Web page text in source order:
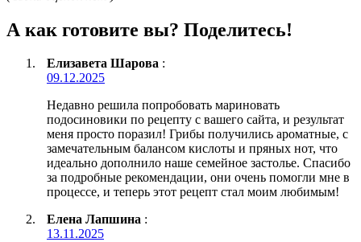
А как готовите вы? Поделитесь!
Елизавета Шарова :
09.12.2025
Недавно решила попробовать мариновать
подосиновики по рецепту с вашего сайта, и результат
меня просто поразил! Грибы получились ароматные, с
замечательным балансом кислоты и пряных нот, что
идеально дополнило наше семейное застолье. Спасибо
за подробные рекомендации, они очень помогли мне в
процессе, и теперь этот рецепт стал моим любимым!
Елена Лапшина :
13.11.2025